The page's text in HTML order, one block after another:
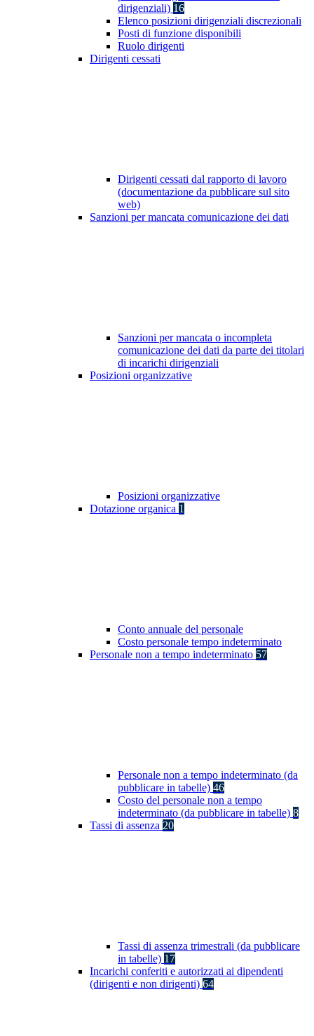
dirigenziali) 16
Elenco posizioni dirigenziali discrezionali
Posti di funzione disponibili
Ruolo dirigenti
Dirigenti cessati
Dirigenti cessati dal rapporto di lavoro
(documentazione da pubblicare sul sito
web)
Sanzioni per mancata comunicazione dei dati
Sanzioni per mancata o incompleta
comunicazione dei dati da parte dei titolari
di incarichi dirigenziali
Posizioni organizzative
Posizioni organizzative
Dotazione organica 1
Conto annuale del personale
Costo personale tempo indeterminato
Personale non a tempo indeterminato 57
Personale non a tempo indeterminato (da
pubblicare in tabelle) 46
Costo del personale non a tempo
indeterminato (da pubblicare in tabelle) 8
Tassi di assenza 20
Tassi di assenza trimestrali (da pubblicare
in tabelle) 17
Incarichi conferiti e autorizzati ai dipendenti
(dirigenti e non dirigenti) 64